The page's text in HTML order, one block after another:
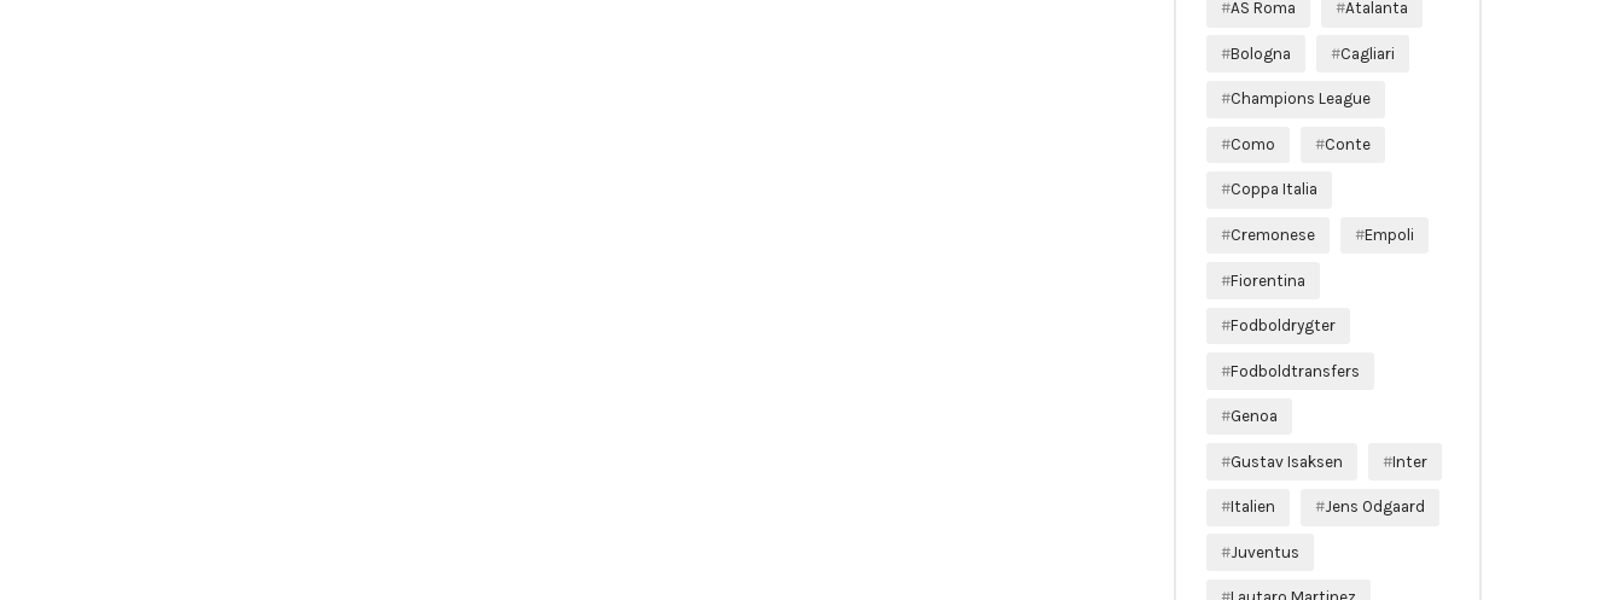
AS Roma Atalanta
Bologna Cagliari
Champions League
Como Conte
Coppa Italia
Cremonese Empoli
Fiorentina
Fodboldrygter
Fodboldtransfers
Genoa
Gustav Isaksen Inter
Italien Jens Odgaard
Juventus